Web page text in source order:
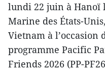
lundi 22 juin à Hanoï
Marine des États-
Vietnam à l’occasion
programme Pacific
Friends 2026 (PP-